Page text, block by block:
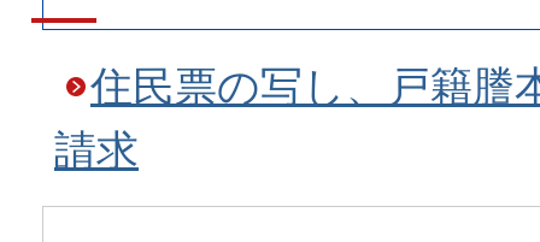
住民票の写し、戸籍謄
請求